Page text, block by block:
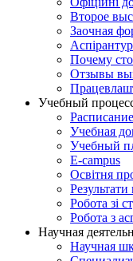
Второе
Заочная
Почему
Отзывы
Учебный
Учебная
Учебный
E-campus
Освітня
Робота зі
Робота з
Научная
Научная